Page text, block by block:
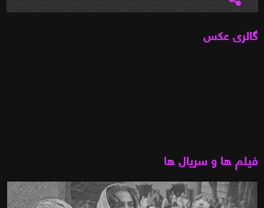
گالری عکس
فیلم ها و سریال ها